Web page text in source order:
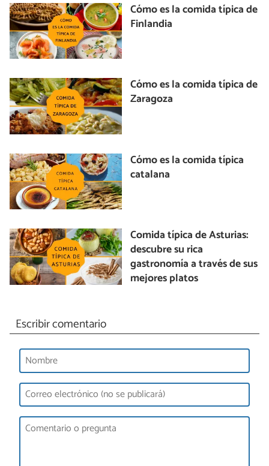
Cómo es la comida típica de
Finlandia
Cómo es la comida típica de
Zaragoza
Cómo es la comida típica
catalana
Comida típica de Asturias:
descubre su rica
gastronomía a través de sus
mejores platos
Escribir comentario